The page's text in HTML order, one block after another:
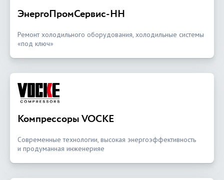
ЭнергоПромСервис-НН
Ремонт холодильного оборудования, холодильные системы
«под ключ»
Компрессоры VOCKE
Современные технологии, высокая энергоэффективность
и продуманная инженерияе